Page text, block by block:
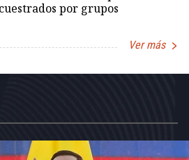
por grupos
Ver más